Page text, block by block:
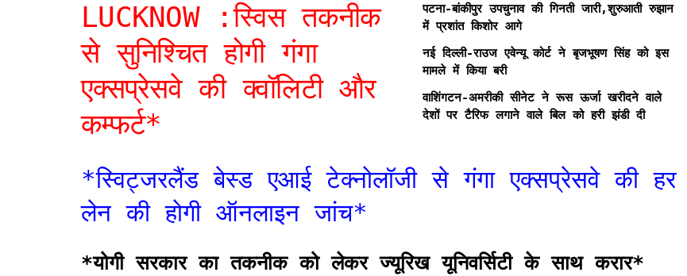
पटना-बांकीपुर उपचुनाव की गिनती जारी,शुरुआती रुझान
में प्रशांत किशोर आगे
नई दिल्ली-राउज एवेन्यू कोर्ट ने बृजभूषण सिंह को इस
मामले में किया बरी
वाशिंगटन-अमरीकी सीनेट ने रूस ऊर्जा खरीदने वाले
देशों पर टैरिफ लगाने वाले बिल को हरी झंडी दी
LUCKNOW :स्विस तकनीक
से सुनिश्चित होगी गंगा
एक्सप्रेसवे की क्वॉलिटी और
कम्फर्ट*
*स्विट्जरलैंड बेस्ड एआई टेक्नोलॉजी से गंगा एक्सप्रेसवे की हर
लेन की होगी ऑनलाइन जांच*
*योगी सरकार का तकनीक को लेकर ज्यूरिख यूनिवर्सिटी के साथ करार*